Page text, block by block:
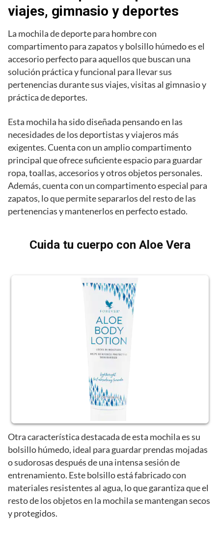
viajes, gimnasio y deportes
La mochila de deporte para hombre con
compartimento para zapatos y bolsillo húmedo es el
accesorio perfecto para aquellos que buscan una
solución práctica y funcional para llevar sus
pertenencias durante sus viajes, visitas al gimnasio y
práctica de deportes.
Esta mochila ha sido diseñada pensando en las
necesidades de los deportistas y viajeros más
exigentes. Cuenta con un amplio compartimento
principal que ofrece suficiente espacio para guardar
ropa, toallas, accesorios y otros objetos personales.
Además, cuenta con un compartimento especial para
zapatos, lo que permite separarlos del resto de las
pertenencias y mantenerlos en perfecto estado.
Cuida tu cuerpo con Aloe Vera
Otra característica destacada de esta mochila es su
bolsillo húmedo, ideal para guardar prendas mojadas
o sudorosas después de una intensa sesión de
entrenamiento. Este bolsillo está fabricado con
materiales resistentes al agua, lo que garantiza que el
resto de los objetos en la mochila se mantengan secos
y protegidos.